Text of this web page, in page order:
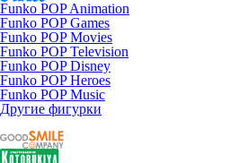
Funko POP Animation
Funko POP Games
Funko POP Movies
Funko POP Television
Funko POP Disney
Funko POP Heroes
Funko POP Music
Другие фигурки